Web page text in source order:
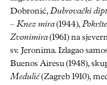
Dobronić, Dubrovački
– Knez mira(1944),
Zvonimira(1961) na
sv. Jeronima. Izlagao
Buenos Airesu (1948),
Medulić (Zagreb 1910),